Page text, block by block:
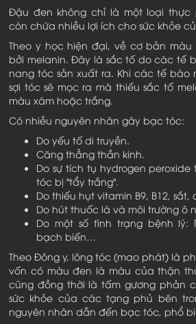
Đậu đen không chỉ là một loại thực
còn chứa nhiều lợi ích cho sức khỏe
Theo y học hiện đại, về cơ bản
bởi melanin. Đây là sắc tố do các tế
nang tóc sản xuất ra. Khi các tế bào
sợi tóc sẽ mọc ra mà thiếu sắc tố
màu xám hoặc trắng.
Có nhiều nguyên nhân gây bạc tóc:
Do yếu tố di truyền.
Căng thẳng thần kinh.
Do sự tích tụ hydrogen
tóc bị "tẩy trắng".
Do thiếu hụt vitamin B9, B12,
Do hút thuốc lá và môi trường ô
Do một số tình trạng bệnh lý:
bạch biến…
Theo Đông y, lông tóc (mao phát) là
vốn có màu đen là màu của thận
cũng đồng thời là tấm gương phản
sức khỏe của các tạng phủ bên
nguyên nhân dẫn đến bạc tóc, phổ